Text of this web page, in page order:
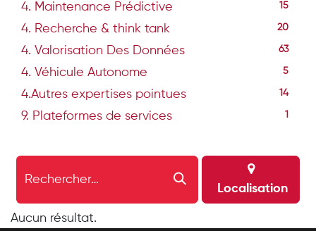
4. Maintenance Prédictive 15
4. Recherche & think tank 20
4. Valorisation Des Données 63
4. Véhicule Autonome 5
4.Autres expertises pointues 14
9. Plateformes de services
Localisation
Aucun résultat.